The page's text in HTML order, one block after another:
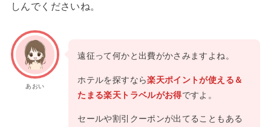
しんでくださいね。
あおい
遠征って何かと出費がかさみますよね。
ホテルを探すなら楽天ポイントが使える＆
たまる楽天トラベルがお得ですよ。
セールや割引クーポンが出てることもある